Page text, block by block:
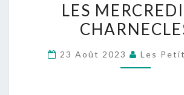
À
LES
23 Août 2023 Les